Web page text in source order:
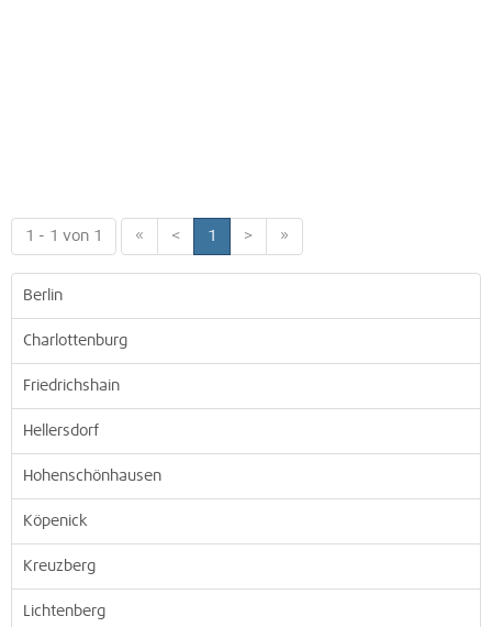
1 - 1 von 1 « < 1 > »
Berlin
Charlottenburg
Friedrichshain
Hellersdorf
Hohenschönhausen
Köpenick
Kreuzberg
Lichtenberg